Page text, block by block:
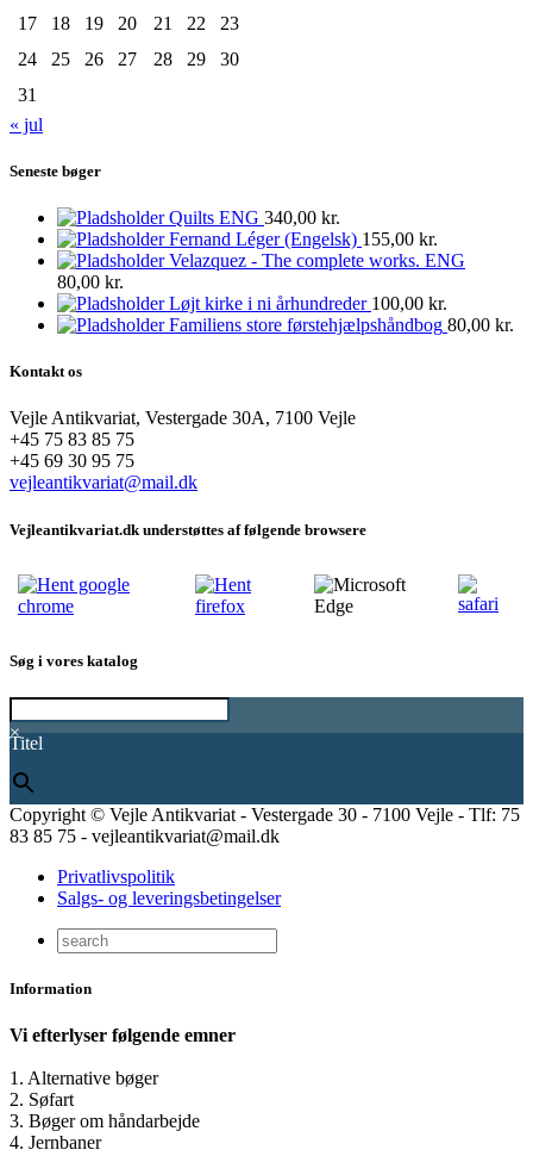
17
18 19 20 21 22
23
24
25 26 27 28 29
30
31
« jul
Seneste bøger
Quilts ENG 340,00 kr.
Fernand Léger (Engelsk) 155,00 kr.
Velazquez - The complete works. ENG
80,00 kr.
Løjt kirke i ni århundreder 100,00 kr.
Familiens store førstehjælpshåndbog 80,00 kr.
Kontakt os
Vejle Antikvariat, Vestergade 30A, 7100 Vejle
+45 75 83 85 75
+45 69 30 95 75
vejleantikvariat@mail.dk
Vejleantikvariat.dk understøttes af følgende browsere
Søg i vores katalog
×
Titel
Copyright © Vejle Antikvariat - Vestergade 30 - 7100 Vejle - Tlf: 75
83 85 75 - vejleantikvariat@mail.dk
Privatlivspolitik
Salgs- og leveringsbetingelser
Information
Vi efterlyser følgende emner
1. Alternative bøger
2. Søfart
3. Bøger om håndarbejde
4. Jernbaner